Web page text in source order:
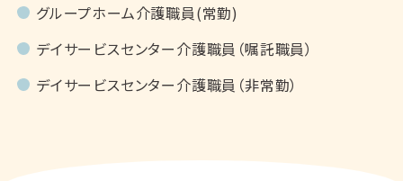
グループホーム介護職員(常勤)
デイサービスセンター介護職員（嘱託職員）
デイサービスセンター介護職員（非常勤）